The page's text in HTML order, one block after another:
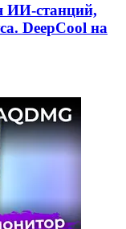
ИИ-станций,
DeepCool на